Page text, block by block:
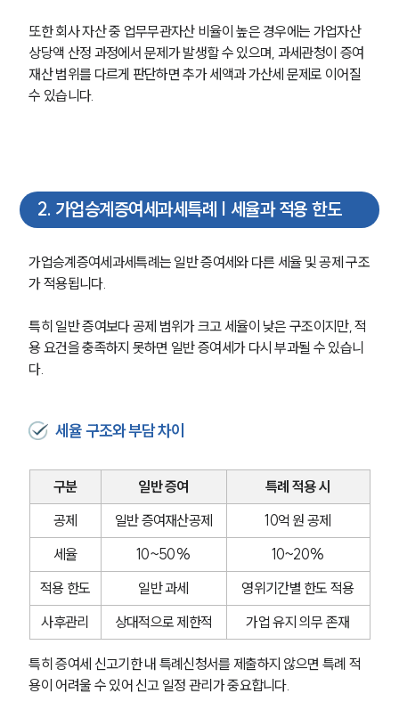
또한 회사 자산 중 업무무관자산 비율이 높은 경우에는 가업자산
상당액 산정 과정에서 문제가 발생할 수 있으며, 과세관청이 증여
재산 범위를 다르게 판단하면 추가 세액과 가산세 문제로 이어질
수 있습니다.
2. 가업승계증여세과세특례 | 세율과 적용 한도
가업승계증여세과세특례는 일반 증여세와 다른 세율 및 공제 구조
가 적용됩니다.
특히 일반 증여보다 공제 범위가 크고 세율이 낮은 구조이지만, 적
용 요건을 충족하지 못하면 일반 증여세가 다시 부과될 수 있습니
다.
세율 구조와 부담 차이
구분 일반 증여
특례 적용 시
공제
일반 증여재산공제
10억 원 공제
세율
10~50%
10~20%
적용 한도
일반 과세
영위기간별 한도 적용
사후관리
상대적으로 제한적 가업 유지 의무 존재
특히 증여세 신고기한 내 특례신청서를 제출하지 않으면 특례 적
용이 어려울 수 있어 신고 일정 관리가 중요합니다.